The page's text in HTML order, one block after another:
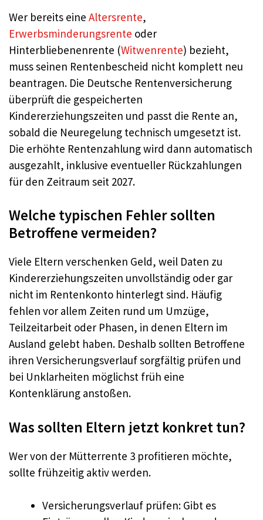
Wer bereits eine Altersrente,
Erwerbsminderungsrente oder
Hinterbliebenenrente (Witwenrente) bezieht,
muss seinen Rentenbescheid nicht komplett neu
beantragen. Die Deutsche Rentenversicherung
überprüft die gespeicherten
Kindererziehungszeiten und passt die Rente an,
sobald die Neuregelung technisch umgesetzt ist.
Die erhöhte Rentenzahlung wird dann automatisch
ausgezahlt, inklusive eventueller Rückzahlungen
für den Zeitraum seit 2027.
Welche typischen Fehler sollten
Betroffene vermeiden?
Viele Eltern verschenken Geld, weil Daten zu
Kindererziehungszeiten unvollständig oder gar
nicht im Rentenkonto hinterlegt sind. Häufig
fehlen vor allem Zeiten rund um Umzüge,
Teilzeitarbeit oder Phasen, in denen Eltern im
Ausland gelebt haben. Deshalb sollten Betroffene
ihren Versicherungsverlauf sorgfältig prüfen und
bei Unklarheiten möglichst früh eine
Kontenklärung anstoßen.
Was sollten Eltern jetzt konkret tun?
Wer von der Mütterrente 3 profitieren möchte,
sollte frühzeitig aktiv werden.
Versicherungsverlauf prüfen: Gibt es